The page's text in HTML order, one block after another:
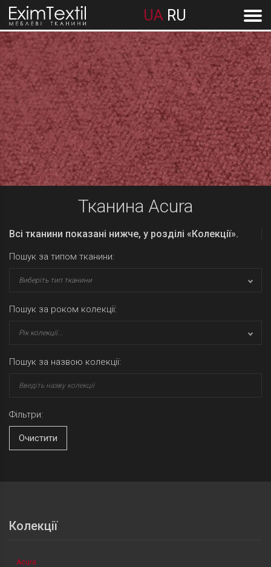
UA RU
Тканина Acura
Всі тканини показані нижче, у розділі «Колекції».
Пошук за типом тканини:
Виберіть тип тканини
Пошук за роком колекції:
Рік колекції...
Пошук за назвою колекції:
Фільтри:
Очистити
Колекції
Acura